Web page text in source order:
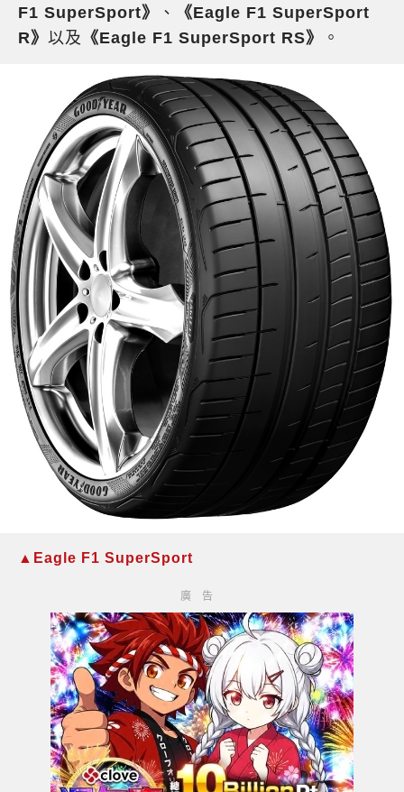
F1 SuperSport》
、
《Eagle F1 SuperSport
R》 以及 《Eagle F1 SuperSport RS》 。
▲Eagle F1 SuperSport